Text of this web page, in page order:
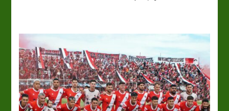
su
público